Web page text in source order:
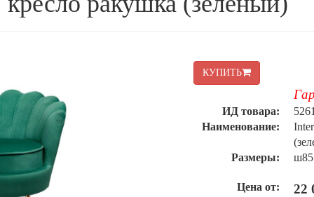
КУПИТЬ
ИД товара:
Наименование:
Размеры:
ш85
Цена от:
22